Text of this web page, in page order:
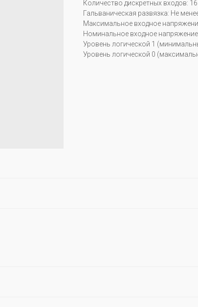
Количество дискретных входов:
Гальваническая развязка: Не
Максимальное входное
Номинальное входное
Уровень логической 1
Уровень логической 0